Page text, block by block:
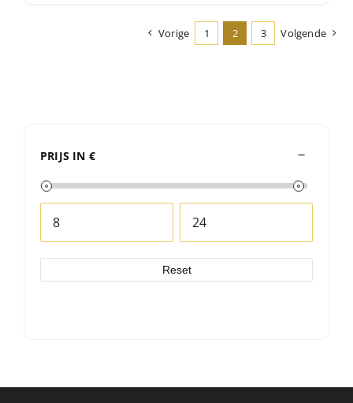
Vorige 1 2 3 Volgende
PRIJS IN €
Reset